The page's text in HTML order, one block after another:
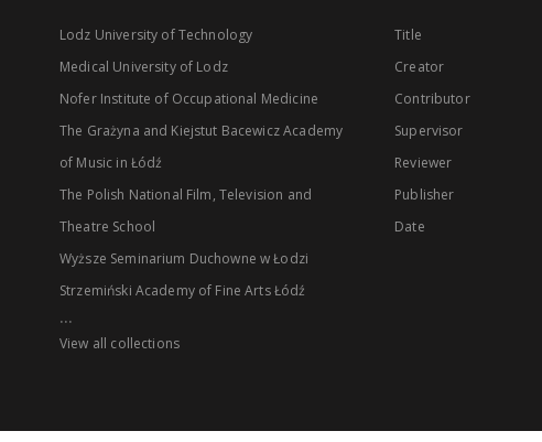
Lodz University of Technology
Medical University of Lodz
Nofer Institute of Occupational Medicine
The Grażyna and Kiejstut Bacewicz Academy
of Music in Łódź
The Polish National Film, Television and
Theatre School
Wyższe Seminarium Duchowne w Łodzi
Strzemiński Academy of Fine Arts Łódź
...
View all collections
Title
Creator
Contributor
Supervisor
Reviewer
Publisher
Date